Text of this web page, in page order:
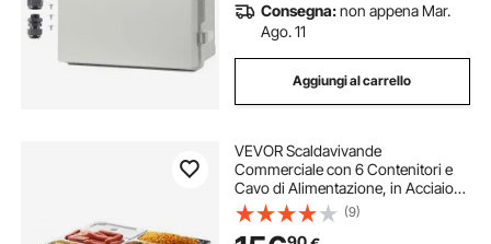
Consegna:non appena Mar.
Ago. 11
Aggiungi al carrello
VEVOR Scaldavivande
Commerciale con 6 Contenitori e
Cavo di Alimentazione, in Acciaio
Inossidabile da 1500 W, Contenitori
per Stazione di Riscaldamento per
(9)